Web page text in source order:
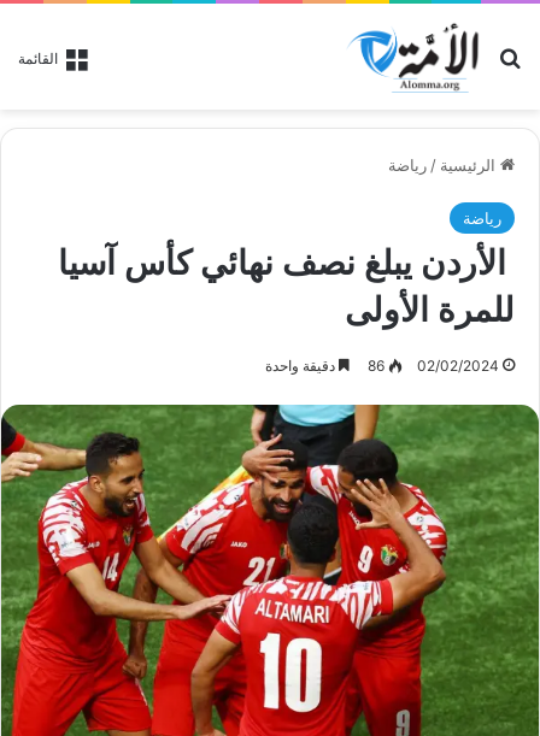
القائمة بحث عن
الرئيسية / رياضة
رياضة
الأردن يبلغ نصف نهائي كأس آسيا
للمرة الأولى
02/02/2024
86 دقيقة واحدة